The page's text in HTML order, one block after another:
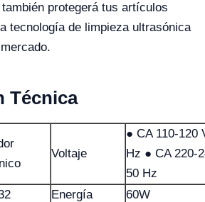
protegerá tus artículos
tecnología de limpieza ultrasónica
Técnica
Voltaje
● CA 110-120
Hz ● CA 220-
50 Hz
Energía
60W